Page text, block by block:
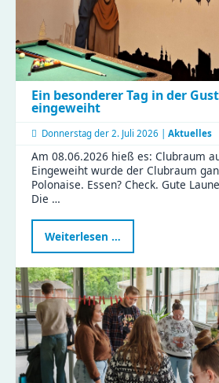
Ein besonderer Tag in der
eingeweiht
Donnerstag der 2. Juli 2026 | Aktuelles
Am 08.06.2026 hieß es: Clubraum
Eingeweiht wurde der Clubraum
Polonaise. Essen? Check. Gute
Die …
Weiterlesen …
besonderer
Tag
in
der
Gustav
|
Clubraum
eingeweiht